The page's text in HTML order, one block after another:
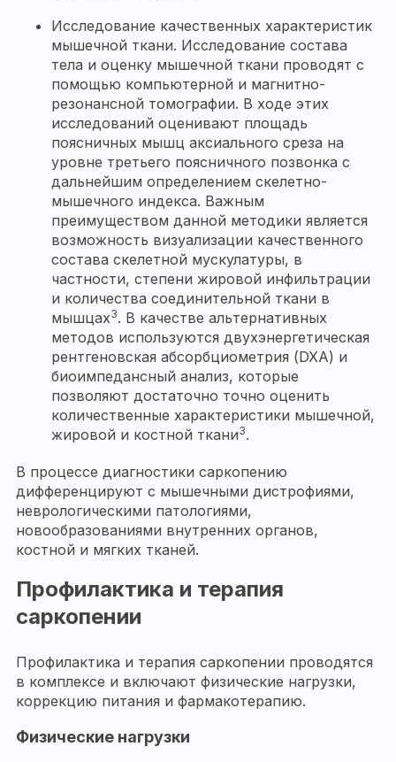
Исследование качественных характеристик
мышечной ткани. Исследование состава
тела и оценку мышечной ткани проводят с
помощью компьютерной и магнитно-
резонансной томографии. В ходе этих
исследований оценивают площадь
поясничных мышц аксиального среза на
уровне третьего поясничного позвонка с
дальнейшим определением скелетно-
мышечного индекса. Важным
преимуществом данной методики является
возможность визуализации качественного
состава скелетной мускулатуры, в
частности, степени жировой инфильтрации
и количества соединительной ткани в
мышцах3. В качестве альтернативных
методов используются двухэнергетическая
рентгеновская абсорбциометрия (DXA) и
биоимпедансный анализ, которые
позволяют достаточно точно оценить
количественные характеристики мышечной,
жировой и костной ткани3.
В процессе диагностики саркопению
дифференцируют с мышечными дистрофиями,
неврологическими патологиями,
новообразованиями внутренних органов,
костной и мягких тканей.
Профилактика и терапия
саркопении
Профилактика и терапия саркопении проводятся
в комплексе и включают физические нагрузки,
коррекцию питания и фармакотерапию.
Физические нагрузки